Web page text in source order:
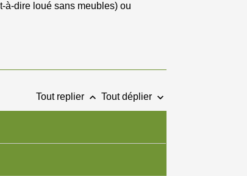
à-dire loué sans meubles) ou
Tout replier keyboard_arrow_up Tout déplier keyboard_arrow_down